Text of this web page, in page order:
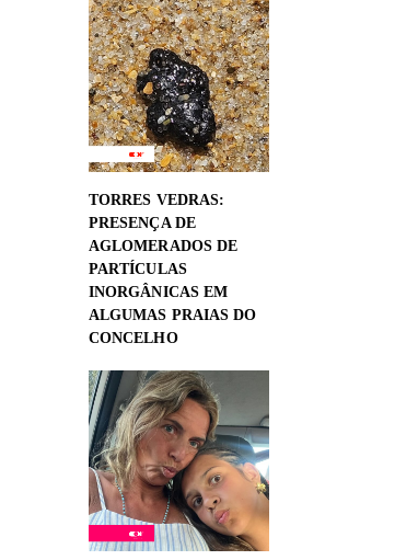
TORRES VEDRAS:
PRESENÇA DE
AGLOMERADOS DE
PARTÍCULAS
INORGÂNICAS EM
ALGUMAS PRAIAS DO
CONCELHO